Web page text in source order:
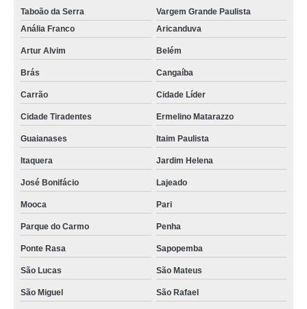
contato de assistência técnica de celular próximo a mim São Mateus
contato de assistência técnica celular motorola Mauá
assistência técnica de celular próximo a mim Salesópolis
assistência técnica de celular próximo a mim Perus
assistência técnica celulares próximo a mim Jaraguá
contato de assistência técnica celular motorola Alto de Pinheiros
assistência técnica celular samsung telefone Bela Vista
assistência técnica celular próximo a mim Barra Funda
assistência técnica celulares iphone Pedreira
assistência técnica de celulares próximo a mim Jardim América
Taboão da Serra
Vargem Grande Paulista
Anália Franco
Aricanduva
Artur Alvim Belém
Brás Cangaíba
Carrão Cidade Líder
Cidade Tiradentes Ermelino Matarazzo
Guaianases Itaim Paulista
Itaquera Jardim Helena
José Bonifácio Lajeado
Mooca Pari
Parque do Carmo Penha
Ponte Rasa Sapopemba
São Lucas São Mateus
São Miguel São Rafael